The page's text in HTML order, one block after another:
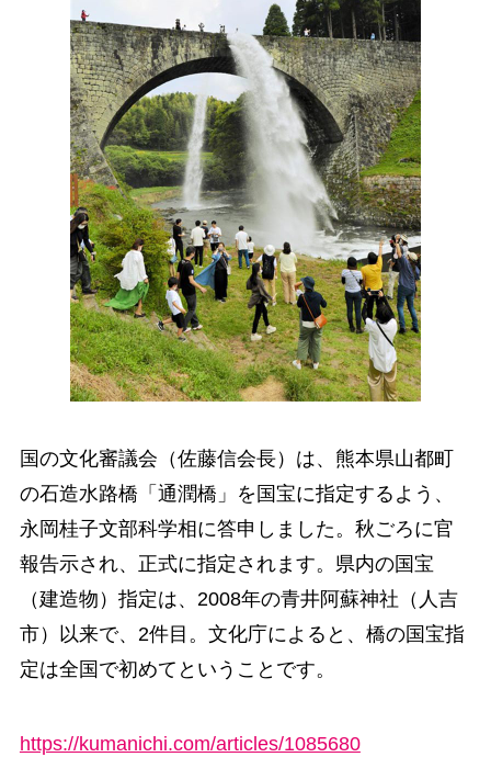
国の文化審議会（佐藤信会長）は、熊本県山都町
の石造水路橋「通潤橋」を国宝に指定するよう、
永岡桂子文部科学相に答申しました。秋ごろに官
報告示され、正式に指定されます。県内の国宝
（建造物）指定は、2008年の青井阿蘇神社（人吉
市）以来で、2件目。文化庁によると、橋の国宝指
定は全国で初めてということです。
https://kumanichi.com/articles/1085680